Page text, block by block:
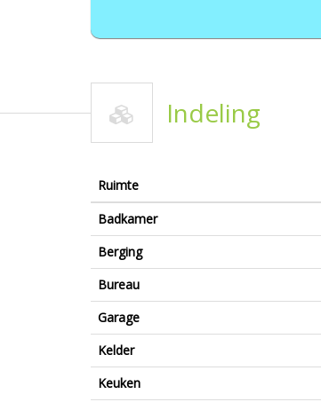
Indeling
Ruimte
Badkamer
Berging
Bureau
Garage
Kelder
Keuken